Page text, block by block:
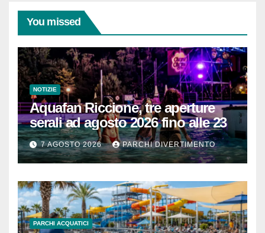
You missed
NOTIZIE
Aquafan Riccione, tre aperture
serali ad agosto 2026 fino alle 23
7 AGOSTO 2026 PARCHI DIVERTIMENTO
PARCHI ACQUATICI